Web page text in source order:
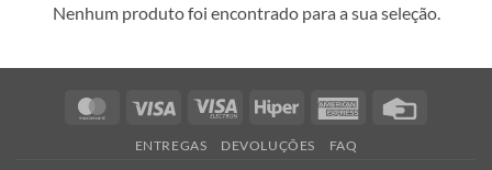
Nenhum produto foi encontrado para a sua seleção.
MasterCardVisa
Visa
Hiper
American
ENTREGAS DEVOLUÇÕES FAQ